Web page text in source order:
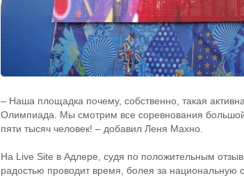
– Наша площадка почему, собственно, такая
Олимпиада. Мы смотрим все соревнования
пяти тысяч человек! – добавил Леня Махно.
На Live Site в Адлере, судя по положительным
радостью проводит время, болея за